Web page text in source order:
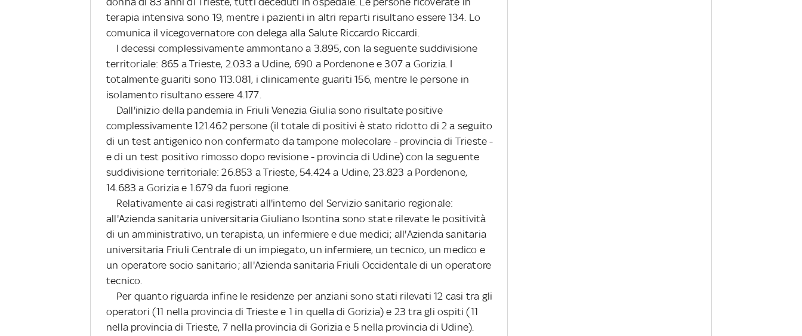
terapia intensiva sono 19, mentre i pazienti in altri reparti risultano essere 134. Lo
comunica il vicegovernatore con delega alla Salute Riccardo Riccardi.
I decessi complessivamente ammontano a 3.895, con la seguente suddivisione
territoriale: 865 a Trieste, 2.033 a Udine, 690 a Pordenone e 307 a Gorizia. I
totalmente guariti sono 113.081, i clinicamente guariti 156, mentre le persone in
isolamento risultano essere 4.177.
Dall'inizio della pandemia in Friuli Venezia Giulia sono risultate positive
complessivamente 121.462 persone (il totale di positivi è stato ridotto di 2 a seguito
di un test antigenico non confermato da tampone molecolare - provincia di Trieste -
e di un test positivo rimosso dopo revisione - provincia di Udine) con la seguente
suddivisione territoriale: 26.853 a Trieste, 54.424 a Udine, 23.823 a Pordenone,
14.683 a Gorizia e 1.679 da fuori regione.
Relativamente ai casi registrati all'interno del Servizio sanitario regionale:
all'Azienda sanitaria universitaria Giuliano Isontina sono state rilevate le positività
di un amministrativo, un terapista, un infermiere e due medici; all'Azienda sanitaria
universitaria Friuli Centrale di un impiegato, un infermiere, un tecnico, un medico e
un operatore socio sanitario; all'Azienda sanitaria Friuli Occidentale di un operatore
tecnico.
Per quanto riguarda infine le residenze per anziani sono stati rilevati 12 casi tra gli
operatori (11 nella provincia di Trieste e 1 in quella di Gorizia) e 23 tra gli ospiti (11
nella provincia di Trieste, 7 nella provincia di Gorizia e 5 nella provincia di Udine).